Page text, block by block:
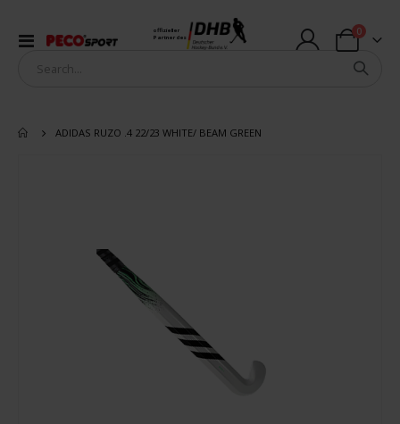
Navigation
offizieller
Partner des
Warenkorb
0Artikel
ADIDAS RUZO .4 22/23 WHITE/ BEAM GREEN